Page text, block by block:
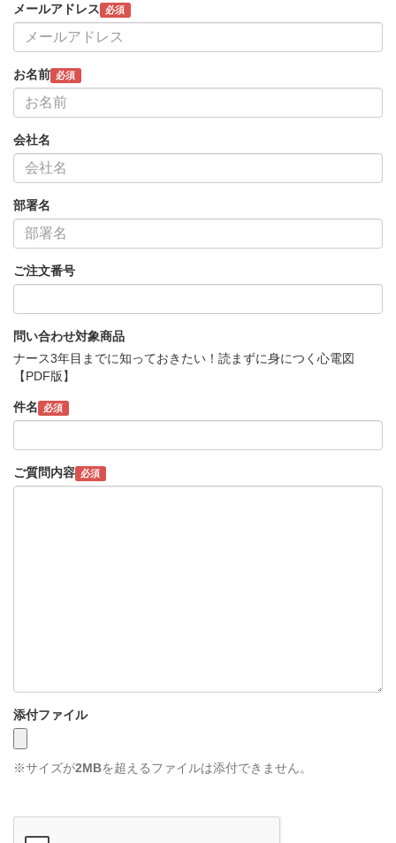
メールアドレス 必須
お名前 必須
会社名
部署名
ご注文番号
問い合わせ対象商品
ナース3年目までに知っておきたい！読まずに身につく心電図
【PDF版】
件名 必須
ご質問内容 必須
添付ファイル
※サイズが2MBを超えるファイルは添付できません。